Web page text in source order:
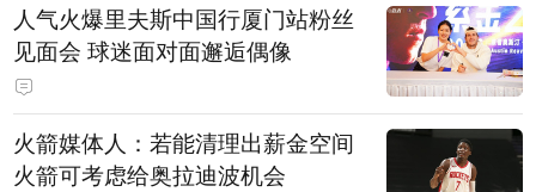
人气火爆里夫斯中国行厦门站粉丝
见面会 球迷面对面邂逅偶像
火箭媒体人：若能清理出薪金空间
火箭可考虑给奥拉迪波机会